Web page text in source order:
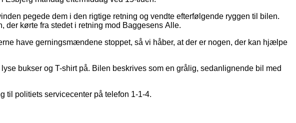
pegede dem i den rigtige retning og vendte efterfølgende ryggen til bilen.
kørte fra stedet i retning mod Baggesens Alle.
have gerningsmændene stoppet, så vi håber, at der er nogen, der kan hjælpe
bukser og T-shirt på. Bilen beskrives som en grålig, sedanlignende bil med
til politiets servicecenter på telefon 1-1-4.